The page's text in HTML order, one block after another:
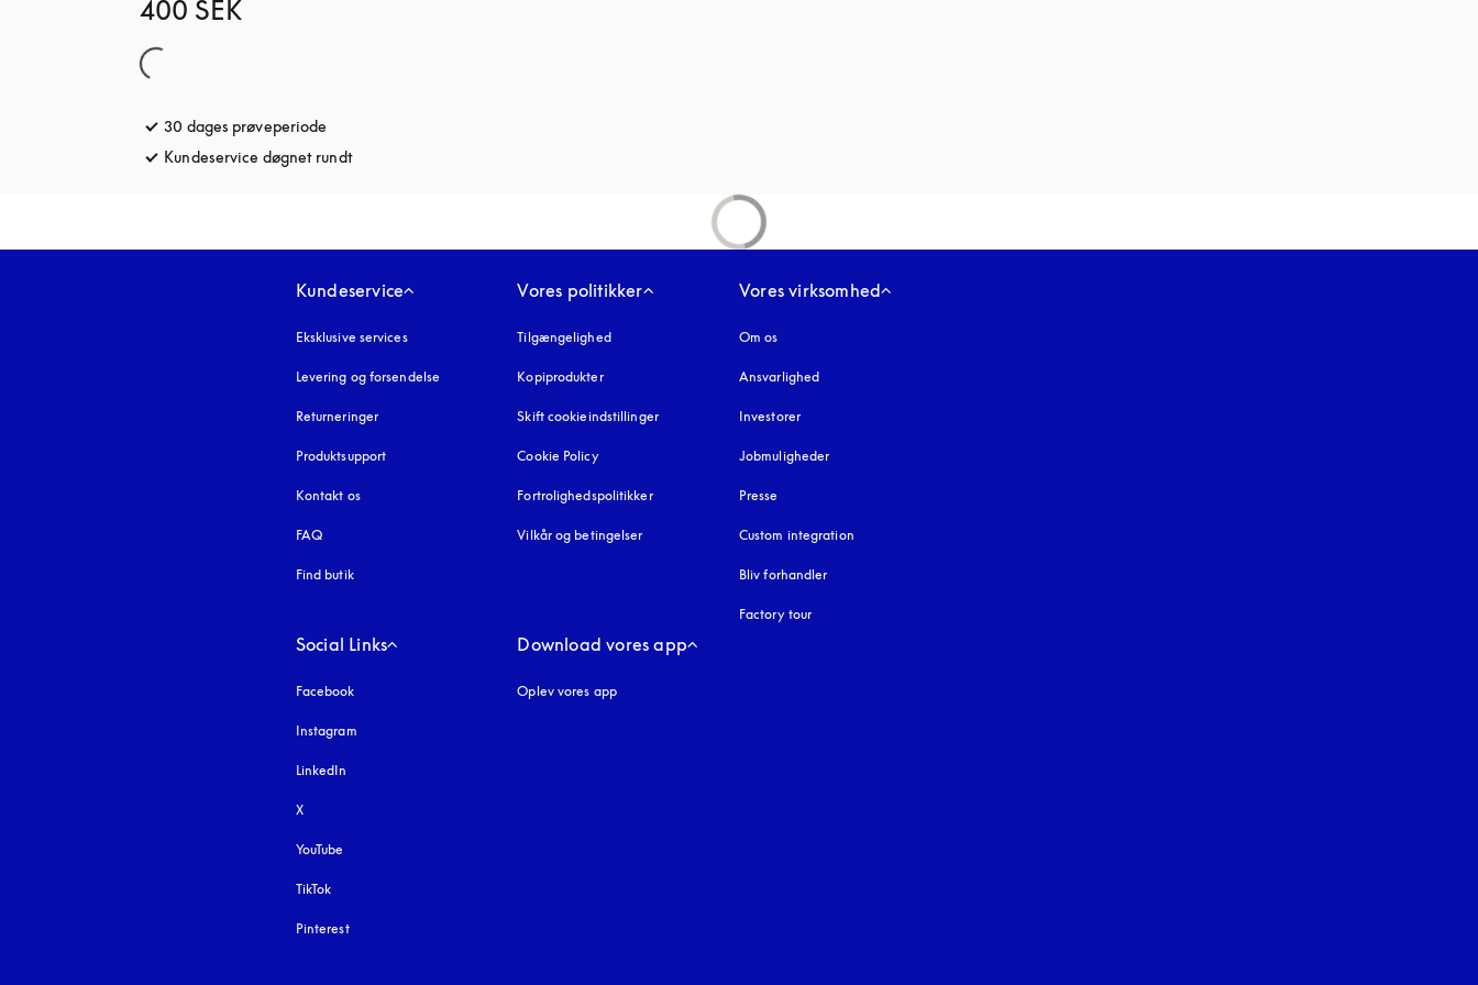
400 SEK
30 dages prøveperiode
Kundeservice døgnet rundtåbnes under en ny fane
Kundeservice
Eksklusive services
Levering og forsendelse
Returneringer
Produktsupport
Kontakt os
FAQ
Find butik
Vores politikker
Tilgængelighedåbnes under en ny fane
Kopiprodukteråbnes under en ny fane
Skift cookieindstillinger
Cookie Policyåbnes under en ny fane
Fortrolighedspolitikkeråbnes under en ny fane
Vilkår og betingelser
Vores virksomhed
Om os
Ansvarlighed
Investorer
Jobmuligheder
Presse
Custom integration
Bliv forhandler
Factory tour
Social Links
Facebook
Instagram
LinkedIn
X
YouTube
TikTok
Pinterest
Download vores app
Oplev vores app